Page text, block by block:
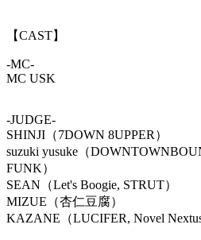
【CAST】
-MC-
MC USK
-JUDGE-
SHINJI（7DOWN 8UPPER）
suzuki yusuke（
FUNK）
SEAN（Let's Boogie, STRUT）
MIZUE（杏仁豆腐）
KAZANE（LUCIFER, Novel Nextus